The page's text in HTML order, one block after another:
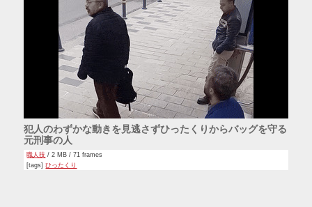
犯人のわずかな動きを見逃さずひったくりからバッグを守る
元刑事の人
職人技 / 2 MB / 71 frames
[tags]ひったくり